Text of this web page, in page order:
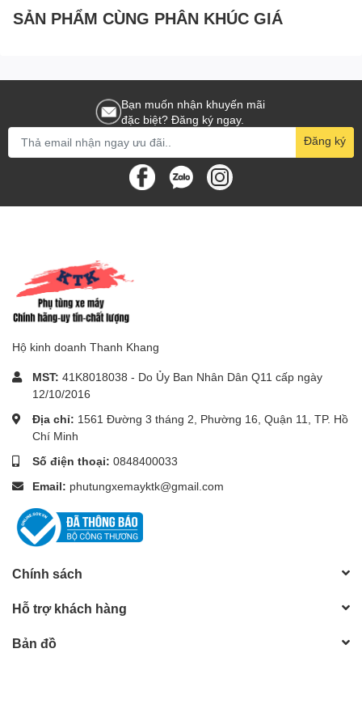
SẢN PHẨM CÙNG PHÂN KHÚC GIÁ
Bạn muốn nhận khuyến mãi
đặc biệt? Đăng ký ngay.
Đăng ký
Hộ kinh doanh Thanh Khang
MST: 41K8018038 - Do Ủy Ban Nhân Dân Q11 cấp ngày
12/10/2016
Địa chỉ: 1561 Đường 3 tháng 2, Phường 16, Quận 11, TP. Hồ
Chí Minh
Số điện thoại: 0848400033
Email: phutungxemayktk@gmail.com
Chính sách
Hỗ trợ khách hàng
Bản đồ